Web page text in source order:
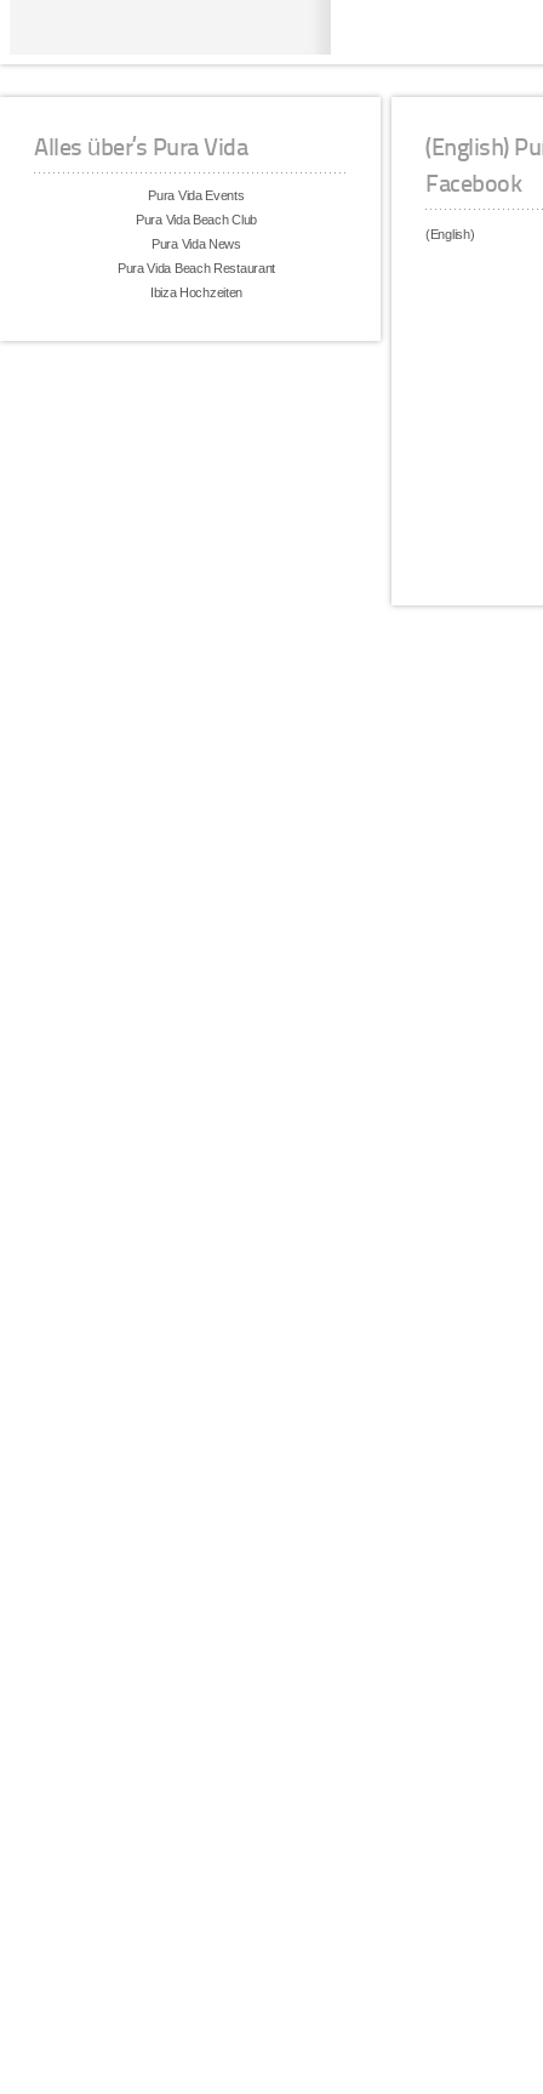
Alles über’s Pura Vida
Pura Vida Events
Pura Vida Beach Club
Pura Vida News
Pura Vida Beach Restaurant
Ibiza Hochzeiten
(English)
Facebook
(English)